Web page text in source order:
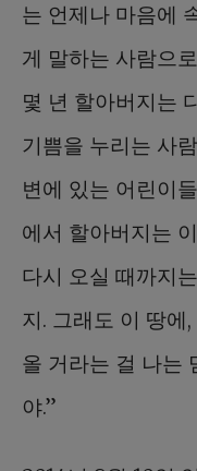
는 언제나 마음에
게 말하는 사람으
몇 년 할아버지는
기쁨을 누리는 사
변에 있는 어린이
에서 할아버지는
다시 오실 때까지
지. 그래도 이 땅에
올 거라는 걸 나는
야.”